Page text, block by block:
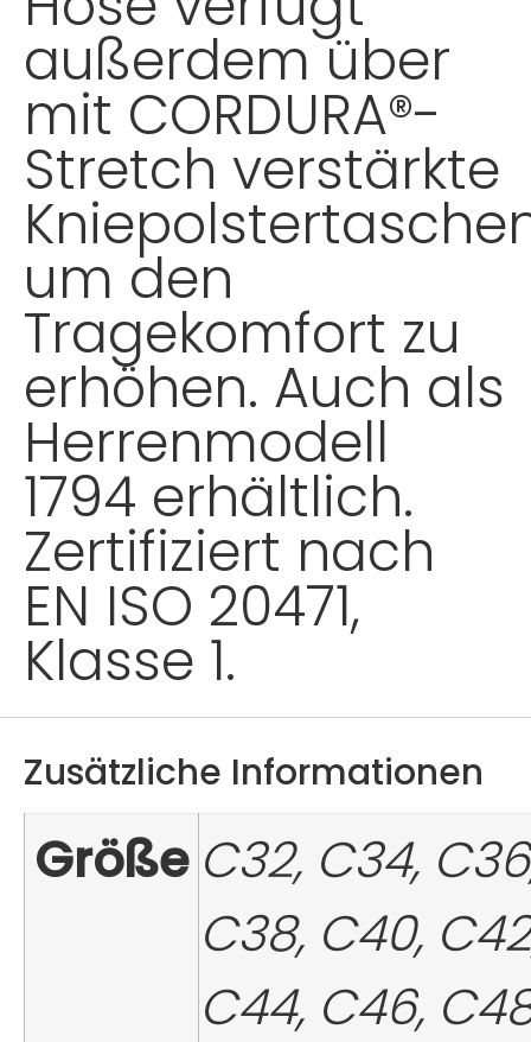
außerdem über
mit CORDURA®-
Stretch verstärkte
um den
Tragekomfort zu
erhöhen. Auch als
Herrenmodell
1794 erhältlich.
Zertifiziert nach
EN ISO 20471,
Klasse 1.
Zusätzliche Informationen
Größe C32, C34,
C38, C40,
C44, C46,